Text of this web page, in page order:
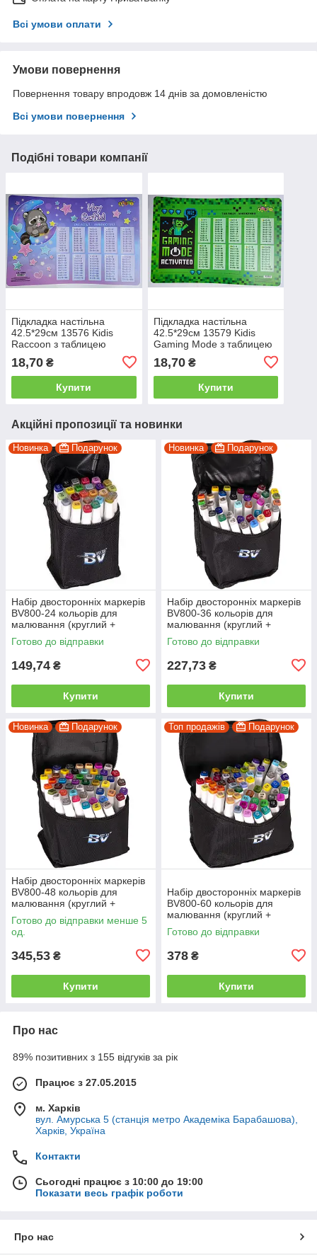
Всі умови оплати
Умови повернення
Повернення товару впродовж 14 днів за домовленістю
Всі умови повернення
Подібні товари компанії
Підкладка настільна
42.5*29см 13576 Kidis
Raccoon з таблицею
18,70 ₴
Купити
Підкладка настільна
42.5*29см 13579 Kidis
Gaming Mode з таблицею
18,70₴
Купити
Акційні пропозиції та новинки
Новинка Подарунок
Набір двосторонніх маркерів
BV800-24 кольорів для
малювання (круглий +
скошений.) квадратний у
сумці
Готово до відправки
149,74 ₴
Купити
Новинка Подарунок
Набір двосторонніх маркерів
BV800-36 кольорів для
малювання (круглий +
скісний.) квадратний у сумці
Готово до відправки
227,73 ₴
Купити
Новинка Подарунок
Набір двосторонніх маркерів
BV800-48 кольорів для
малювання (круглий +
скісний.) квадратний у сумці
Готово до відправки менше 5
од.
345,53 ₴
Купити
Топ продажів Подарунок
Набір двосторонніх маркерів
BV800-60 кольорів для
малювання (круглий +
скісний.) квадратний у сумці
Готово до відправки
378 ₴
Купити
Про нас
89% позитивних з 155 відгуків за рік
Працює з 27.05.2015
м. Харків
вул. Амурська 5 (станція метро Академіка Барабашова),
Харків, Україна
Контакти
Сьогодні працює з 10:00 до 19:00
Показати весь графік роботи
Про нас